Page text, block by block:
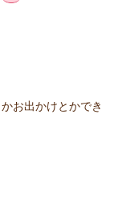
お出かけとかでき